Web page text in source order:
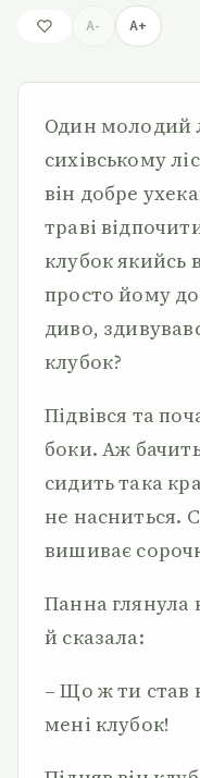
A- A+
Один молодий
сихівському
він добре
траві
клубок якийсь
просто йому
диво,
клубок?
Підвівся та
боки. Аж
сидить така
не насниться.
вишиває
Панна глянула
й сказала:
– Що ж ти став
мені клубок!